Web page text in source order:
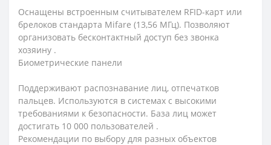
Оснащены встроенным считывателем RFID-карт или
брелоков стандарта Mifare (13,56 МГц). Позволяют
организовать бесконтактный доступ без звонка
хозяину .
Биометрические панели
Поддерживают распознавание лиц, отпечатков
пальцев. Используются в системах с высокими
требованиями к безопасности. База лиц может
достигать 10 000 пользователей .
Рекомендации по выбору для разных объектов